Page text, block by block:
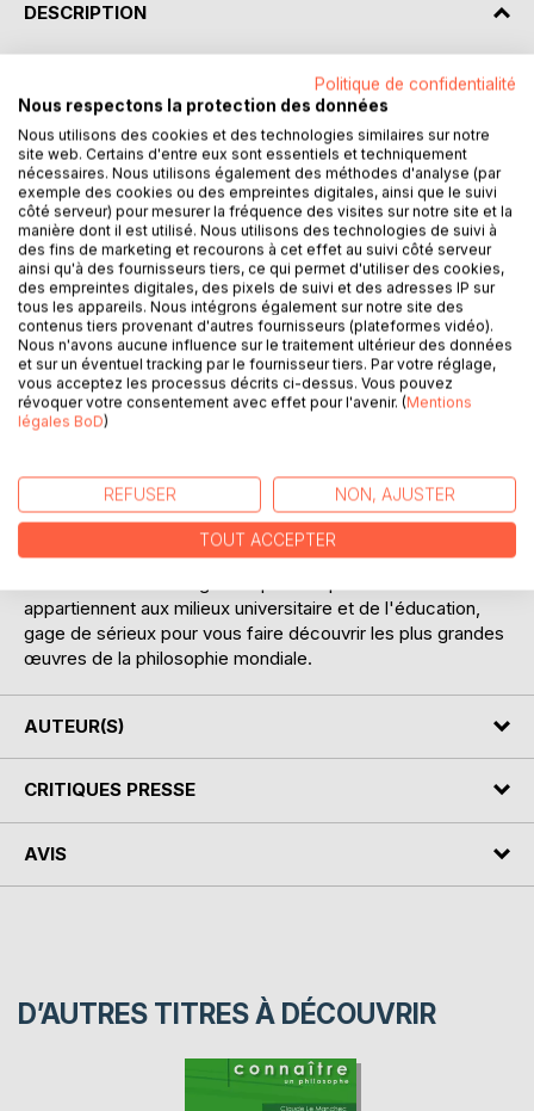
DESCRIPTION
Décryptez l'Apologie de Socrate avec l'analyse de Paideia
éducation !
Que faut-il retenir du livre de Platon ? Retrouvez tout ce
que vous devez savoir de ce chef-d'œuvre de la
philosophie antique dans une analyse de référence pour
comprendre rapidement le sens de l'œuvre. Rédigée de
manière claire et accessible par un enseignant, cette fiche
de lecture propose notamment un résumé, une étude des
thèmes principaux, des clés de lecture et des pistes de
réflexion.
Une analyse philosophique complète et détaillée pour
mieux lire et comprendre le livre !
les passionnés de philosophie que par les lycéens, Paideia
éducation est considéré comme une référence en matière
d'analyses d'œuvres littéraires et philosophiques. Celles-ci
ont été conçues pour guider les lecteurs et rendre
appartiennent aux milieux universitaire et de l'éducation,
gage de sérieux pour vous faire découvrir les plus grandes
œuvres de la philosophie mondiale.
AUTEUR(S)
CRITIQUES PRESSE
AVIS
D’AUTRES TITRES À DÉCOUVRIR
Politique de confidentialité
Nous respectons la protection des données
Nous utilisons des cookies et des technologies similaires sur notre
site web. Certains d'entre eux sont essentiels et techniquement
nécessaires. Nous utilisons également des méthodes d'analyse (par
exemple des cookies ou des empreintes digitales, ainsi que le suivi
côté serveur) pour mesurer la fréquence des visites sur notre site et la
manière dont il est utilisé. Nous utilisons des technologies de suivi à
des fins de marketing et recourons à cet effet au suivi côté serveur
ainsi qu'à des fournisseurs tiers, ce qui permet d'utiliser des cookies,
des empreintes digitales, des pixels de suivi et des adresses IP sur
tous les appareils. Nous intégrons également sur notre site des
contenus tiers provenant d'autres fournisseurs (plateformes vidéo).
Nous n'avons aucune influence sur le traitement ultérieur des données
et sur un éventuel tracking par le fournisseur tiers. Par votre réglage,
vous acceptez les processus décrits ci-dessus. Vous pouvez
révoquer votre consentement avec effet pour l'avenir. (Mentions
légales BoD)
REFUSER NON, AJUSTER
TOUT ACCEPTER